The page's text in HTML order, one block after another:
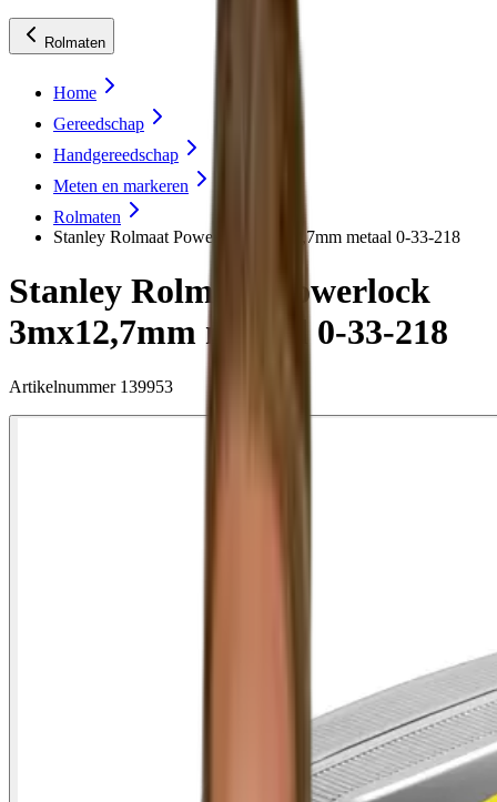
Rolmaten
Home
Gereedschap
Handgereedschap
Meten en markeren
Rolmaten
Stanley Rolmaat Powerlock 3mx12,7mm metaal 0-33-218
Stanley Rolmaat Powerlock
3mx12,7mm metaal 0-33-218
Artikelnummer 139953